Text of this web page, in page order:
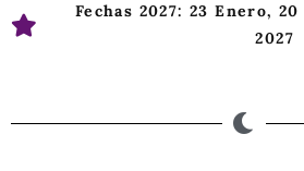
Fechas 2027: 23 Enero,
2027